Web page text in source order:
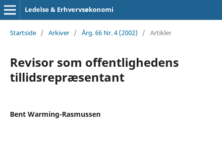
Ledelse & Erhvervsøkonomi
Startside / Arkiver / Årg. 66 Nr. 4 (2002) / Artikler
Revisor som offentlighedens
tillidsrepræsentant
Bent Warming-Rasmussen